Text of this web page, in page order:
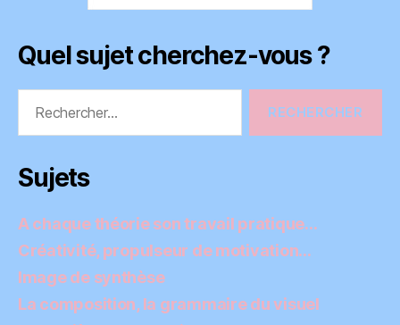
Quel sujet cherchez-vous ?
Sujets
A chaque théorie son travail pratique…
Créativité, propulseur de motivation…
Image de synthèse
La composition, la grammaire du visuel